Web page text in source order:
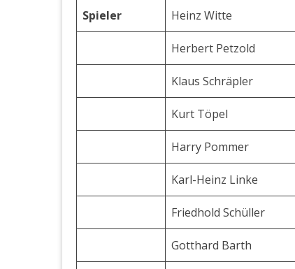
Spieler Heinz Witte
Herbert Petzold
Klaus Schräpler
Kurt Töpel
Harry Pommer
Karl-Heinz Linke
Friedhold Schüller
Gotthard Barth